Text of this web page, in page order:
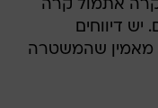
קרה אתמול קרה
יש דיווחים
מאמין שהמשטרה